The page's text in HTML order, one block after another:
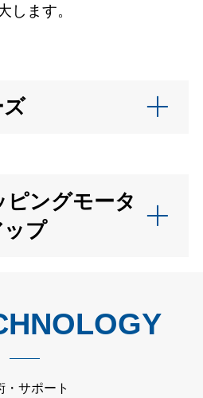
します。
ズ
ピングモータ
プ
・サポート